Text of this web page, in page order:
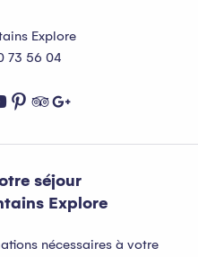
Explore
73 56 04
séjour
Explore
nécessaires à votre